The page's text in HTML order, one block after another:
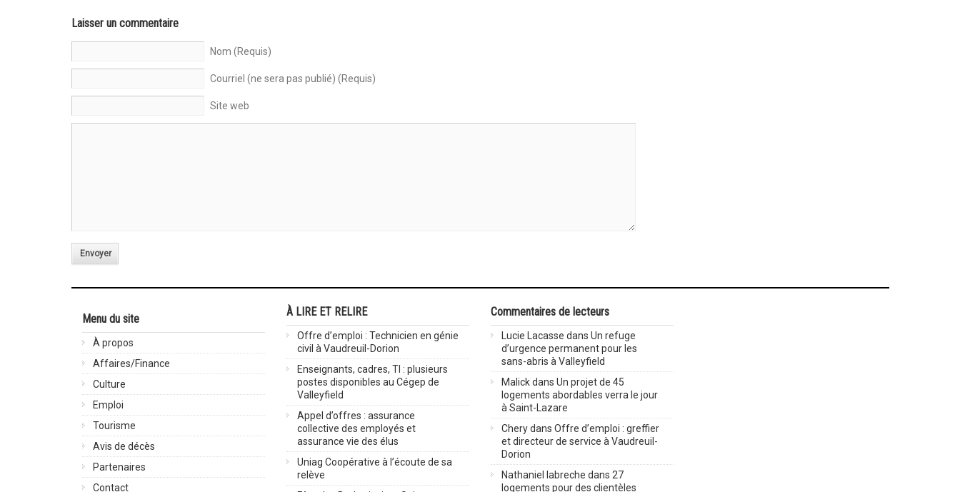
Laisser un commentaire
Nom (Requis)
Courriel (ne sera pas publié) (Requis)
Site web
Envoyer
Menu du site
À propos
Affaires/Finance
Culture
Emploi
Tourisme
Avis de décès
Partenaires
Contact
À LIRE ET RELIRE
Offre d’emploi : Technicien en génie
civil à Vaudreuil-Dorion
Enseignants, cadres, TI : plusieurs
postes disponibles au Cégep de
Valleyfield
Appel d’offres : assurance
collective des employés et
assurance vie des élus
Uniag Coopérative à l’écoute de sa
relève
Commentaires de lecteurs
Lucie Lacasse dans Un refuge
d’urgence permanent pour les
sans-abris à Valleyfield
Malickdans Un projet de 45
logements abordables verra le jour
à Saint-Lazare
Cherydans Offre d’emploi : greffier
et directeur de service à Vaudreuil-
Dorion
Nathaniel labreche dans 27
logements pour des clientèles